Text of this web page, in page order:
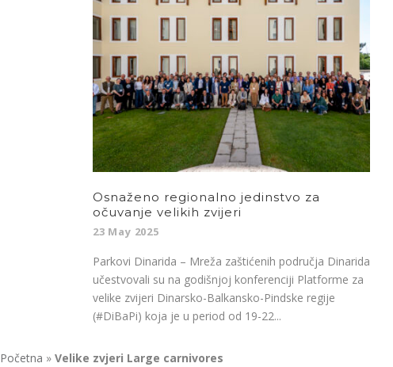
Osnaženo regionalno jedinstvo za
očuvanje velikih zvijeri
23 May 2025
Parkovi Dinarida – Mreža zaštićenih područja Dinarida
učestvovali su na godišnjoj konferenciji Platforme za
velike zvijeri Dinarsko-Balkansko-Pindske regije
(#DiBaPi) koja je u period od 19-22...
Početna » Velike zvjeri Large carnivores